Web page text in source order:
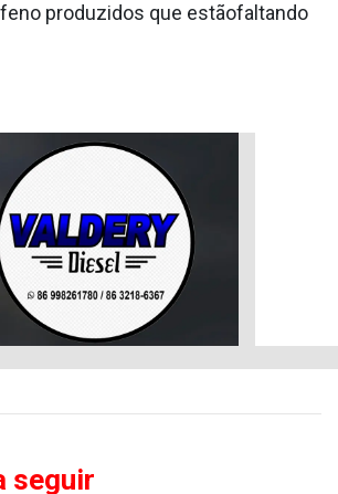
produzidos que estãofaltando
seguir